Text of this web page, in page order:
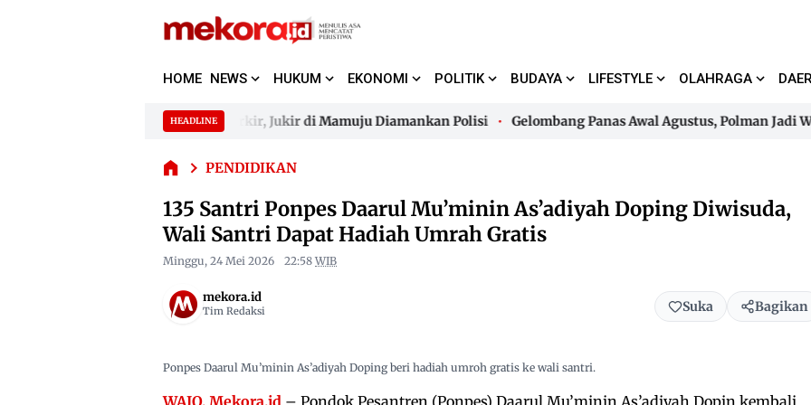
HOME NEWS HUKUM EKONOMI POLITIK BUDAYA LIFESTYLE OLAHRAGA
HEADLINE
Pengunjung ATM Bayar Parkir, Jukir di Mamuju Diamankan Polisi Gelombang Panas Awal Agustus, Polman Jadi
Pengunjung ATM Bayar Parkir, Jukir di Mamuju Diamankan Polisi Gelombang Panas Awal Agustus, Polman Jadi
PENDIDIKAN
Ponpes
Mu’minin
As’adiyah
Diwisuda,
Santri
Dapat
Hadiah
Umrah
135 Santri Ponpes Daarul Mu’minin As’adiyah Doping Diwisuda,
Wali Santri Dapat Hadiah Umrah Gratis
Minggu, 24 Mei 2026 22:58 WIB
mekora.id
Tim Redaksi Suka Bagikan
Ponpes Daarul Mu’minin As’adiyah Doping beri hadiah umroh gratis ke wali santri.